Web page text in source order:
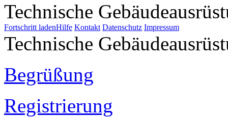
Technische
Fortschritt ladenHilfe Kontakt Datenschutz Impressum
Technische
Begrüßung
Registrierung